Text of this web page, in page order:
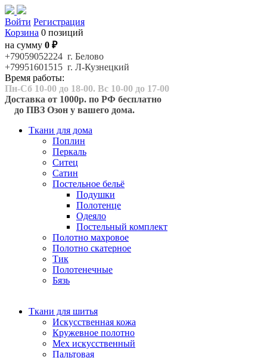
Войти Регистрация
Корзина 0 позиций
на сумму 0 ₽
+79059052224 г. Белово
+79951601515 г. Л-Кузнецкий
Время работы:
Пн-Сб 10-00 до 18-00. Вс 10-00 до 17-00
Доставка от 1000р. по РФ бесплатно
до ПВЗ Озон у вашего дома.
Ткани для дома
Поплин
Перкаль
Ситец
Сатин
Постельное бельё
Подушки
Полотенце
Одеяло
Постельный комплект
Полотно махровое
Полотно скатерное
Тик
Полотенечные
Бязь
Ткани для шитья
Искусственная кожа
Кружевное полотно
Мех искусственный
Пальтовая